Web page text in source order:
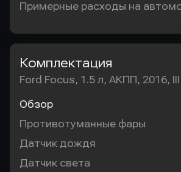
Примерные расходы на
Комплектация
Ford Focus, 1.5 л, АКПП, 2016,
Обзор
Противотуманные фары
Датчик дождя
Датчик света